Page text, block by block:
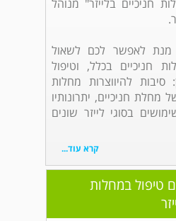
חניכיים בלייזר" מנוהל
מנת לאפשר לכם לשאול
חניכיים בכלל, וטיפול
סיבות להיווצרות מחלות
מחלת חניכיים, יתרונותיו
בסוגי לייזר שונים
קרא עוד...
טיפול במחלות